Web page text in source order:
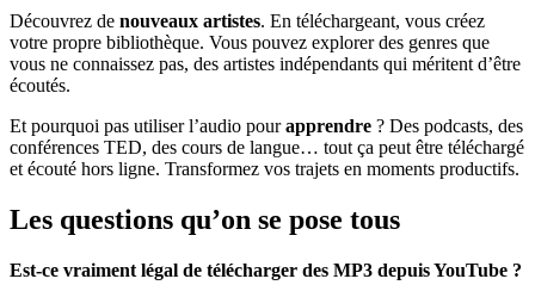
Découvrez de nouveaux artistes. En téléchargeant, vous créez
votre propre bibliothèque. Vous pouvez explorer des genres que
vous ne connaissez pas, des artistes indépendants qui méritent d’être
écoutés.
Et pourquoi pas utiliser l’audio pourapprendre ? Des podcasts, des
conférences TED, des cours de langue… tout ça peut être téléchargé
et écouté hors ligne. Transformez vos trajets en moments productifs.
Les questions qu’on se pose tous
Est-ce vraiment légal de télécharger des MP3 depuis YouTube ?